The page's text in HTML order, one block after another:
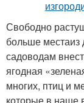
Свободно
больше местаиз
садоводам
ягодная
многих, птиц и
которые в наше